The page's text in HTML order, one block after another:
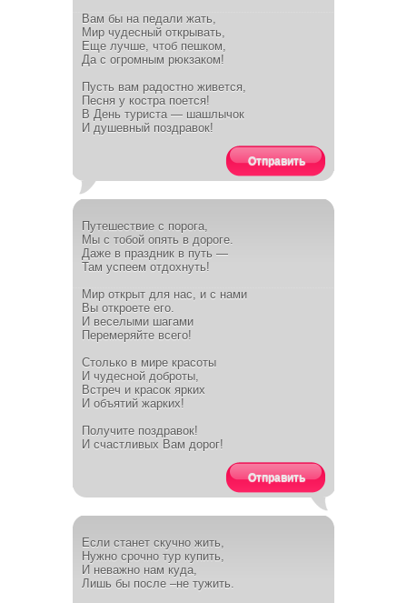
Вам бы на педали жать,
Мир чудесный открывать,
Еще лучше, чтоб пешком,
Да с огромным рюкзаком!
Пусть вам радостно живется,
Песня у костра поется!
В День туриста — шашлычок
И душевный поздравок!
Отправить
Путешествие с порога,
Мы с тобой опять в дороге.
Даже в праздник в путь —
Там успеем отдохнуть!
Мир открыт для нас, и с нами
Вы откроете его.
И веселыми шагами
Перемеряйте всего!
Столько в мире красоты
И чудесной доброты,
Встреч и красок ярких
И объятий жарких!
Получите поздравок!
И счастливых Вам дорог!
Отправить
Если станет скучно жить,
Нужно срочно тур купить,
И неважно нам куда,
Лишь бы после –не тужить.